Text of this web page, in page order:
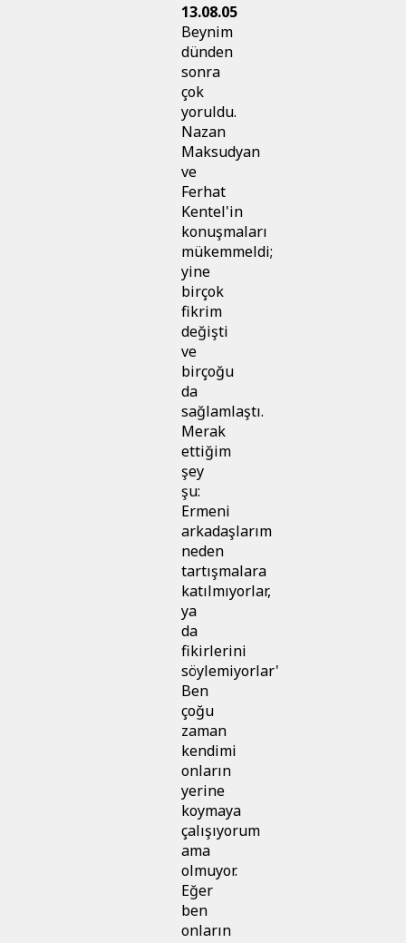
13.08.05
Beynim
dünden
sonra
çok
yoruldu.
Nazan
Maksudyan
ve
Ferhat
Kentel'in
konuşmaları
mükemmeldi;
yine
birçok
fikrim
değişti
ve
birçoğu
da
sağlamlaştı.
Merak
ettiğim
şey
şu:
Ermeni
arkadaşlarım
neden
tartışmalara
katılmıyorlar,
ya
da
fikirlerini
söylemiyorlar'
Ben
çoğu
zaman
kendimi
onların
yerine
koymaya
çalışıyorum
ama
olmuyor.
Eğer
ben
onların